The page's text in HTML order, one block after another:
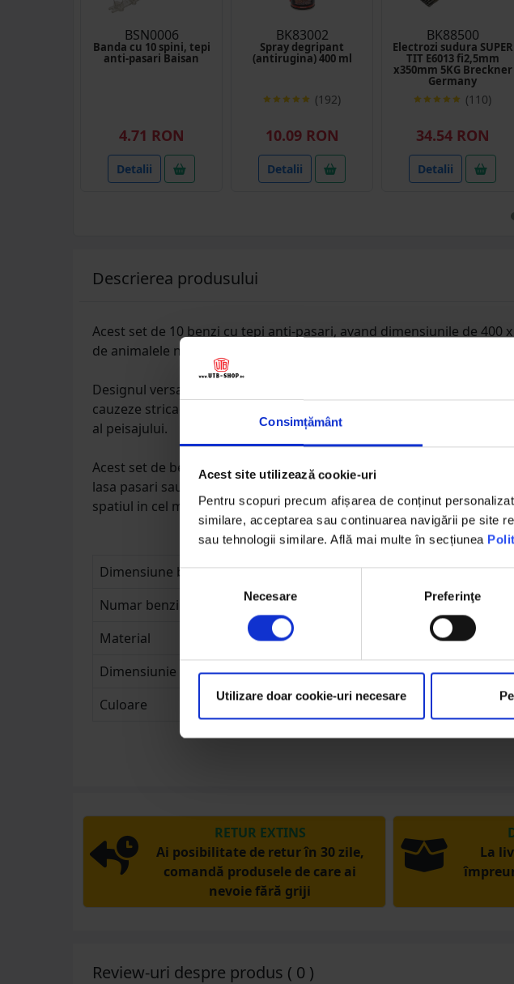
Consimțământ
Acest site utilizează cookie-uri
Pentru scopuri precum afișarea de conținut
similare, acceptarea sau continuarea navigării pe site
sau tehnologii similare. Află mai multe în secțiunea
Selecția
consimțământului
Necesare Preferinţe
Utilizare doar cookie-uri necesare
BSN0006
Banda cu 10 spini, tepi
anti-pasari Baisan
4.71 RON
Detalii
BK83002
Spray degripant
(antirugina) 400 ml
(192)
10.09 RON
Detalii
BK88500
Electrozi sudura SUPER
TIT E6013 fi2,5mm
x350mm 5KG Breckner
Germany
(110)
34.54 RON
Detalii
Descrierea produsului
Acest set de 10 benzi cu tepi anti-pasari, avand dimensiunile de
de animalele nedorite. Benzile sunt confectionate din PP de
Designul versatil cu tepi de 12, 22 si 36 mm permite o protectie
cauzeze stricaciuni. Benzile vin intr-o nuanta de verde discret, care
al peisajului.
Acest set de benzi anti-pasari este usor de instalat si de intretinut,
lasa pasari sau animalele nedorite sa iti perturbe linistea sau sa iti
spatiul in cel mai eficient mod.
Dimensiune banda
Numar benzi
Material
Dimensiunie tepi
Culoare
RETUR EXTINS
Ai posibilitate de retur în 30 zile,
comandă produsele de care ai
nevoie fără griji
La
Review-uri despre produs ( 0 )